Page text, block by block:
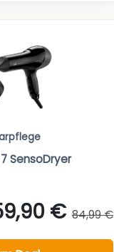
SensoDryer
€ 84,99 €